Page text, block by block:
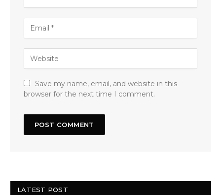
Save my name, email, and website in this
browser for the next time I comment.
LATEST POST